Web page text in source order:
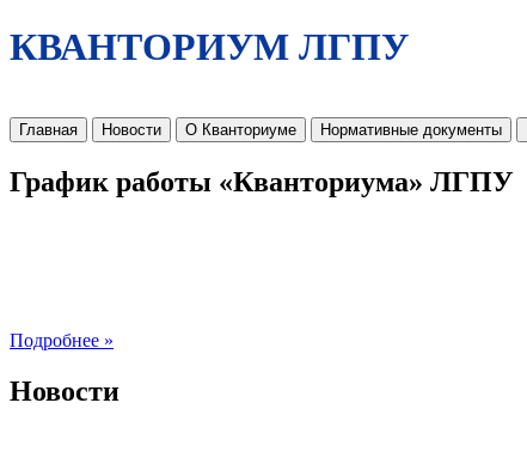
КВАНТОРИУМ ЛГПУ
Главная Новости О Кванториуме Нормативные документы
График работы «Кванториума» ЛГПУ
Подробнее »
Новости